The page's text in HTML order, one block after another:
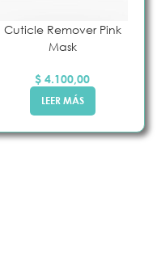
Cuticle Remover Pink
Mask
$ 4.100,00
LEER MÁS